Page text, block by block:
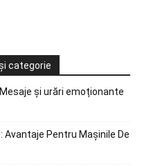
categorie
și urări emoționante
Avantaje Pentru Mașinile De